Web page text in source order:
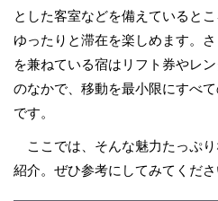
とした客室などを備えていると
ゆったりと滞在を楽しめます。
を兼ねている宿はリフト券やレ
のなかで、移動を最小限にすべ
です。
ここでは、そんな魅力たっぷ
紹介。ぜひ参考にしてみてくださ